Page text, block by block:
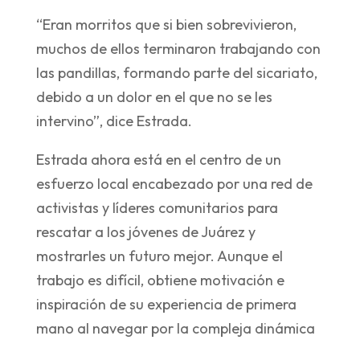
“Eran morritos que si bien sobrevivieron,
muchos de ellos terminaron trabajando con
las pandillas, formando parte del sicariato,
debido a un dolor en el que no se les
intervino”, dice Estrada.
Estrada ahora está en el centro de un
esfuerzo local encabezado por una red de
activistas y líderes comunitarios para
rescatar a los jóvenes de Juárez y
mostrarles un futuro mejor. Aunque el
trabajo es difícil, obtiene motivación e
inspiración de su experiencia de primera
mano al navegar por la compleja dinámica